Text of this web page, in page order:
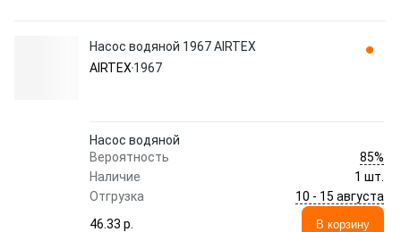
Насос водяной 1967 AIRTEX
AIRTEX 1967
Насос водяной
Вероятность
85%
Наличие
1 шт.
Отгрузка
10 - 15 августа
46.33 p.
В корзину